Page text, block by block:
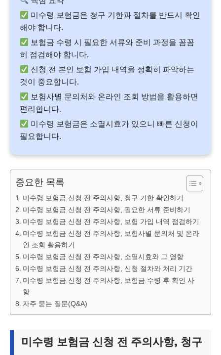
미수령 보험금은 청구 기한과 절차를 반드시 확인
해야 합니다.
보험금 수령 시 필요한 서류와 준비 과정을 꼼꼼
히 점검해야 합니다.
신청 전 본인 보험 가입 내역을 정확히 파악하는
것이 중요합니다.
보험사별 문의처와 온라인 조회 방법을 활용하면
편리합니다.
미수령 보험금은 소멸시효가 있으니 빠른 신청이
필요합니다.
중요한 목록
미수령 보험금 신청 전 주의사항, 청구 기한 확인하기
미수령 보험금 신청 전 주의사항, 필요한 서류 준비하기
미수령 보험금 신청 전 주의사항, 보험 가입 내역 점검하기
미수령 보험금 신청 전 주의사항, 보험사별 문의처 및 온라
인 조회 활용하기
미수령 보험금 신청 전 주의사항, 소멸시효와 그 영향
미수령 보험금 신청 전 주의사항, 신청 절차와 처리 기간
미수령 보험금 신청 전 주의사항, 보험금 수령 후 확인 사
항
자주 묻는 질문(Q&A)
미수령 보험금 신청 전 주의사항, 청구